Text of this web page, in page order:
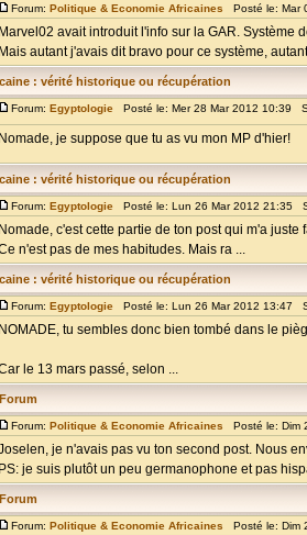
Forum: Politique & Economie Africaines Posté le: Mar
Marvel02 avait introduit l'info sur la GAR. Système
Mais autant j'avais dit bravo pour ce système,
: vérité historique ou récupération
Forum: Egyptologie Posté le: Mer 28 Mar 2012 10:39
Nomade, je suppose que tu as vu mon MP d'hier!
: vérité historique ou récupération
Forum: Egyptologie Posté le: Lun 26 Mar 2012 21:35
Nomade, c'est cette partie de ton post qui m'a
n'est pas de mes habitudes. Mais ra ...
: vérité historique ou récupération
Forum: Egyptologie Posté le: Lun 26 Mar 2012 13:47
NOMADE, tu sembles donc bien tombé dans le
le 13 mars passé, selon ...
Forum: Politique & Economie Africaines Posté le: Dim
je n'avais pas vu ton second post. Nous
PS: je suis plutôt un peu germanophone et pas
Forum: Politique & Economie Africaines Posté le: Dim